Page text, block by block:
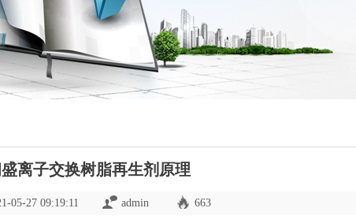
盛离子交换树脂再生剂原理
05-27 09:19:11 admin 663